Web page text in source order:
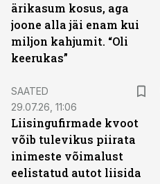
ärikasum kosus, aga
joone alla jäi enam kui
miljon kahjumit. “Oli
keerukas”
SAATED
29.07.26, 11:06
Liisingufirmade kvoot
võib tulevikus piirata
inimeste võimalust
eelistatud autot liisida